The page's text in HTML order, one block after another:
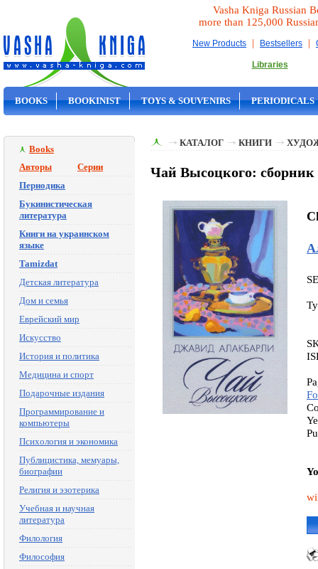
Vasha Kniga Russian
more than 125,000
New Products | Bestsellers |
Libraries
BOOKS BOOKINIST TOYS & SOUVENIRS PERIODICALS
Books
Авторы
Серии
Периодика
Букинистическая
литература
Книги на украинском
языке
Tamizdat
Детская литература
Дом и семья
Еврейский мир
Искусство
История и политика
Медицина и спорт
Подарочные издания
Программирование и
компьютеры
Психология и экономика
Публицистика, мемуары,
биографии
Религия и эзотерика
Учебная и научная
литература
Филология
Философия
КАТАЛОГ КНИГИ
Чай Высоцкого: сборник